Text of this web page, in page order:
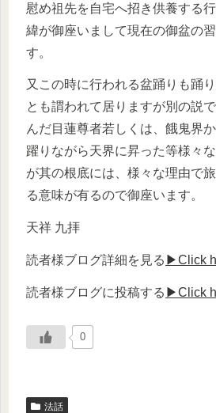
慰め祖先を自宅へ招き供養する
緯が御座いまして現在の御盆の
す。
又この時に行われる盆踊りも踊
とも謂われて居りますが別の説
んだ目蓮尊者若しくは、餓鬼界
躍りながら天界に昇った等様々
が其の根底には、様々な理由で
る意味が有るので御座います。
天祥 九拝
読者様ブログ詳細を見る ▶Click
読者様ブログに投稿する ▶Click
0
法話